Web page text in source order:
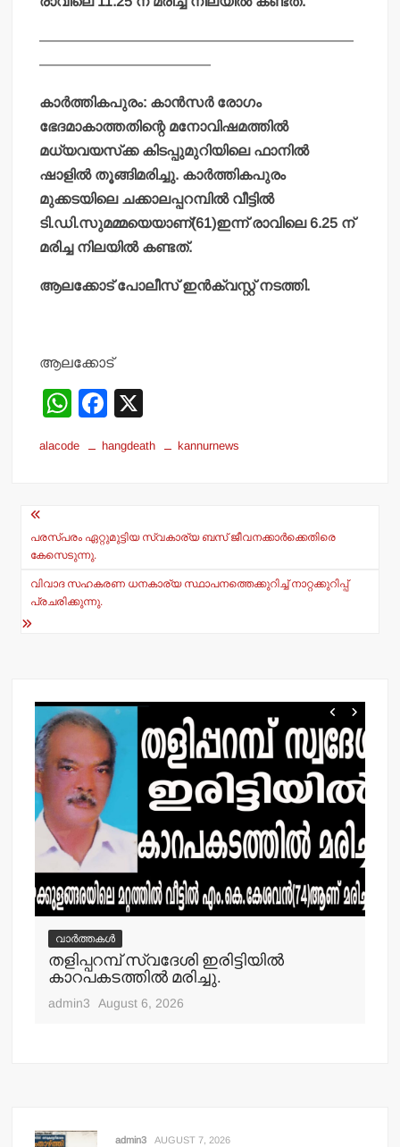
——————————————————————
————————————
കാര്‍ത്തികപുരം: കാന്‍സര്‍ രോഗം
ഭേദമാകാത്തതിന്റെ മനോവിഷമത്തില്‍
മധ്യവയസ്‌ക്ക കിടപ്പുമുറിയിലെ ഫാനില്‍
ഷാളില്‍ തൂങ്ങിമരിച്ചു. കാര്‍ത്തികപുരം
മുക്കടയിലെ ചക്കാലപ്പറമ്പില്‍ വീട്ടില്‍
ടി.ഡി.സുമമ്മയെയാണ്(61)ഇന്ന് രാവിലെ 6.25 ന്
മരിച്ച നിലയില്‍ കണ്ടത്.
ആലക്കോട് പോലീസ് ഇന്‍ക്വസ്റ്റ് നടത്തി.
ആലക്കോട്
W
at
p
p
F
c
o
o
alacode hangdeath kannurnews
Post
navigation
പരസ്പരം ഏറ്റുമുട്ടിയ സ്വകാര്യ ബസ് ജീവനക്കാർക്കെതിരെ
കേസെടുന്നു.
വിവാദ സഹകരണ ധനകാര്യ സ്ഥാപനത്തെക്കുറിച്ച് നാറ്റക്കുറിപ്പ്
പ്രചരിക്കുന്നു.
വാർത്തകൾ
തളിപ്പറമ്പ് സ്വദേശി ഇരിട്ടിയില്‍
കാറപകടത്തില്‍ മരിച്ചു.
admin3 August 6, 2026
admin3 AUGUST 7, 2026